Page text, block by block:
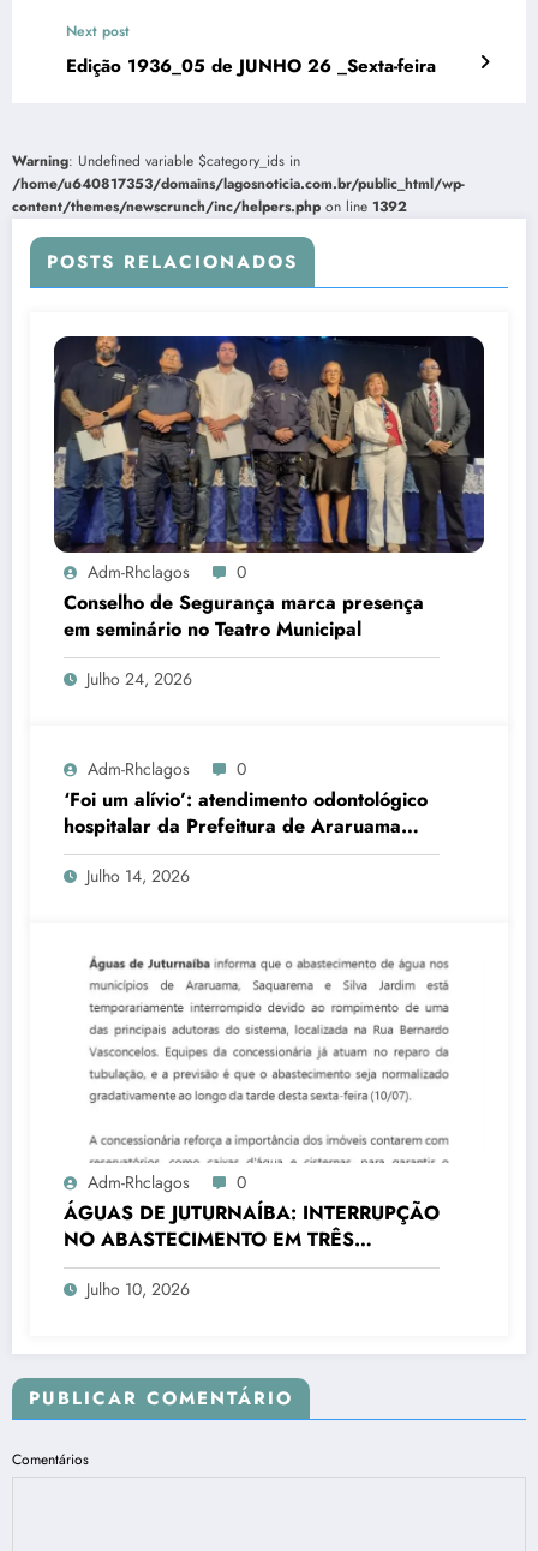
Next post
Edição 1936_05 de JUNHO 26 _Sexta-feira
Warning: Undefined variable $category_ids in
/home/u640817353/domains/lagosnoticia.com.br/public_html/wp-
content/themes/newscrunch/inc/helpers.php on line 1392
POSTS RELACIONADOS
Adm-Rhclagos 0
Conselho de Segurança marca presença
em seminário no Teatro Municipal
Julho 24, 2026
Adm-Rhclagos 0
‘Foi um alívio’: atendimento odontológico
hospitalar da Prefeitura de Araruama
transforma rotina de famílias atípicas
Julho 14, 2026
Adm-Rhclagos 0
ÁGUAS DE JUTURNAÍBA: INTERRUPÇÃO
NO ABASTECIMENTO EM TRÊS
CIDADES
Julho 10, 2026
PUBLICAR COMENTÁRIO
Comentários